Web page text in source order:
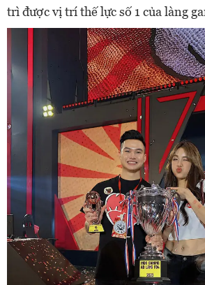
trì được vị trí thế lực số 1 của làng